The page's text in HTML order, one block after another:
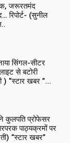
जरूरतमंद
रिपोर्ट- (सुनील
सिंगल-सीटर
से बटोरी
) “स्टार खबर ”...
ने कुलपति प्रोफेसर
पाठ्यक्रमों पर
“स्टार खबर”